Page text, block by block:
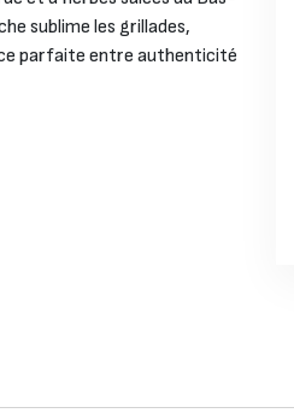
sublime les grillades,
parfaite entre authenticité